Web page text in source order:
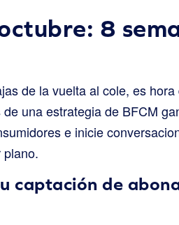
8
de la vuelta al cole, es
una estrategia de BFCM
e inicie
captación de